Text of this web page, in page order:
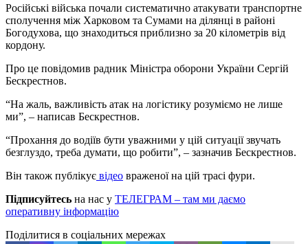
Російські війська почали систематично атакувати транспортне
сполучення між Харковом та Сумами на ділянці в районі
Богодухова, що знаходиться приблизно за 20 кілометрів від
кордону.
Про це повідомив радник Міністра оборони України Сергій
Бескрестнов.
“На жаль, важливість атак на логістику розуміємо не лише
ми”, – написав Бескрестнов.
“Прохання до водіїв бути уважними у цій ситуації звучать
безглуздо, треба думати, що робити”, – зазначив Бескрестнов.
Він також публікує відео враженої на цій трасі фури.
Підписуйтесь на нас у ТЕЛЕГРАМ – там ми даємо
оперативну інформацію
Поділитися в соціальних мережах